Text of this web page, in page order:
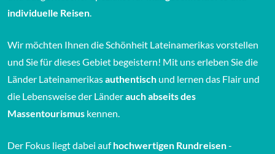
individuelle Reisen.
Wir möchten Ihnen die Schönheit Lateinamerikas vorstellen
und Sie für dieses Gebiet begeistern! Mit uns erleben Sie die
Länder Lateinamerikasauthentisch und lernen das Flair und
die Lebensweise der Länderauch abseits des
Massentourismus kennen.
Der Fokus liegt dabei aufhochwertigen Rundreisen-